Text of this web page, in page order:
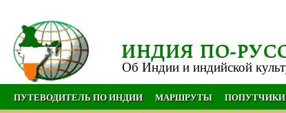
ИНДИЯ ПО-
Об Индии и индийской
ПУТЕВОДИТЕЛЬ ПО ИНДИИ МАРШРУТЫ ПОПУТЧИКИ